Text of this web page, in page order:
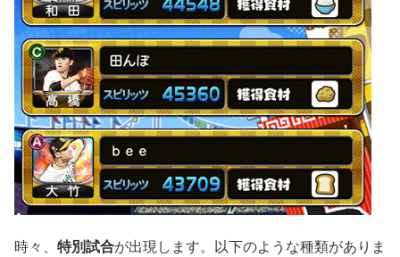
時々、 特別試合が出現します。以下のような種類がありま